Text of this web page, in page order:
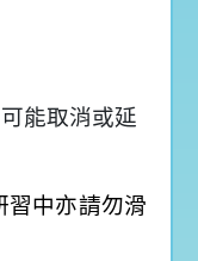
能取消或延
習中亦請勿滑